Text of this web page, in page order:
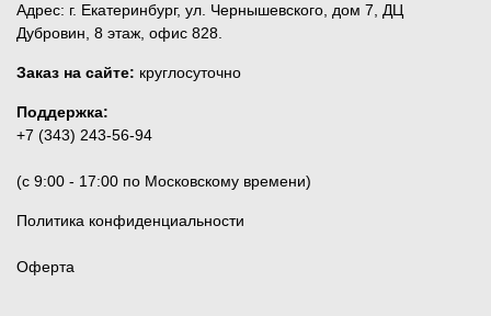
Адрес: г. Екатеринбург, ул. Чернышевского, дом 7, ДЦ
Дубровин, 8 этаж, офис 828.
Заказ на сайте: круглосуточно
Поддержка:
+7 (343) 243-56-94
(c 9:00 - 17:00 по Московскому времени)
Политика конфиденциальности
Оферта